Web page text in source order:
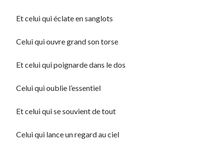
Et celui qui éclate en sanglots
Celui qui ouvre grand son torse
Et celui qui poignarde dans le dos
Celui qui oublie l’essentiel
Et celui qui se souvient de tout
Celui qui lance un regard au ciel